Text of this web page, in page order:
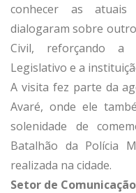
conhecer as atuais
dialogaram sobre
Civil, reforçando a
Legislativo e a
A visita fez parte da
Avaré, onde ele
solenidade de
Batalhão da Polícia
realizada na cidade.
Setor de